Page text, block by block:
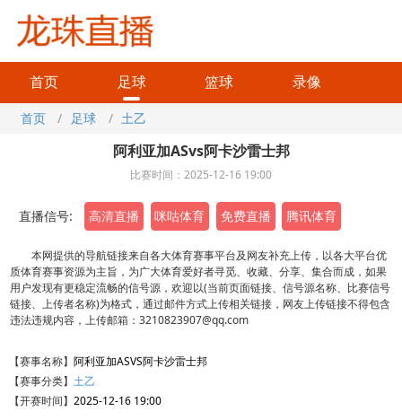
首页 足球 篮球 录像
首页 / 足球 / 土乙
阿利亚加ASvs阿卡沙雷士邦
比赛时间：2025-12-16 19:00
直播信号: 高清直播 咪咕体育 免费直播 腾讯体育
本网提供的导航链接来自各大体育赛事平台及网友补充上传，以各大平台优
质体育赛事资源为主旨，为广大体育爱好者寻觅、收藏、分享、集合而成，如果
用户发现有更稳定流畅的信号源，欢迎以(当前页面链接、信号源名称、比赛信号
链接、上传者名称)为格式，通过邮件方式上传相关链接，网友上传链接不得包含
违法违规内容，上传邮箱：3210823907@qq.com
【赛事名称】 阿利亚加ASVS阿卡沙雷士邦
【赛事分类】 土乙
【开赛时间】 2025-12-16 19:00